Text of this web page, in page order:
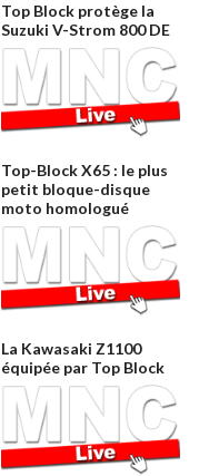
Top Block protège la
Suzuki V-Strom 800 DE
Top-Block X65 : le plus
petit bloque-disque
moto homologué
La Kawasaki Z1100
équipée par Top Block